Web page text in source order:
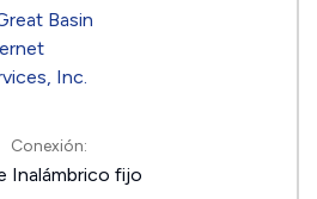
Conexión:
Inalámbrico fijo